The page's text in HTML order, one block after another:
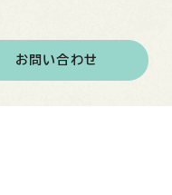
お問い合わせ